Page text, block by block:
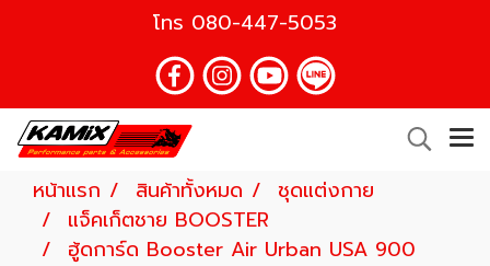
โทร 080-447-5053
หน้าแรก สินค้าทั้งหมด
ชุดแต่งกาย
แจ็คเก็ตชาย BOOSTER
ฮู้ดการ์ด Booster Air Urban USA 900